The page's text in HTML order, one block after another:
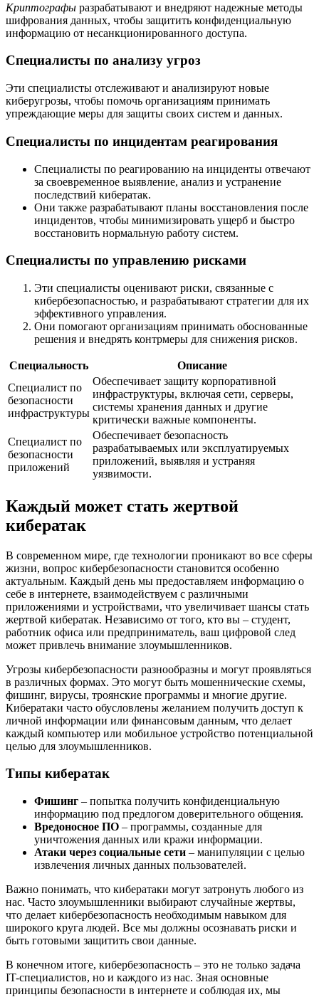
Криптографы разрабатывают и внедряют надежные методы
шифрования данных, чтобы защитить конфиденциальную
информацию от несанкционированного доступа.
Специалисты по анализу угроз
Эти специалисты отслеживают и анализируют новые
киберугрозы, чтобы помочь организациям принимать
упреждающие меры для защиты своих систем и данных.
Специалисты по инцидентам реагирования
Специалисты по реагированию на инциденты отвечают
за своевременное выявление, анализ и устранение
последствий кибератак.
Они также разрабатывают планы восстановления после
инцидентов, чтобы минимизировать ущерб и быстро
восстановить нормальную работу систем.
Специалисты по управлению рисками
Эти специалисты оценивают риски, связанные с
кибербезопасностью, и разрабатывают стратегии для их
эффективного управления.
Они помогают организациям принимать обоснованные
решения и внедрять контрмеры для снижения рисков.
Специальность
Описание
Специалист по
безопасности
инфраструктуры
Обеспечивает защиту корпоративной
инфраструктуры, включая сети, серверы,
системы хранения данных и другие
критически важные компоненты.
Специалист по
безопасности
приложений
Обеспечивает безопасность
разрабатываемых или эксплуатируемых
приложений, выявляя и устраняя
уязвимости.
Каждый может стать жертвой
кибератак
В современном мире, где технологии проникают во все сферы
жизни, вопрос кибербезопасности становится особенно
актуальным. Каждый день мы предоставляем информацию о
себе в интернете, взаимодействуем с различными
приложениями и устройствами, что увеличивает шансы стать
жертвой кибератак. Независимо от того, кто вы – студент,
работник офиса или предприниматель, ваш цифровой след
может привлечь внимание злоумышленников.
Угрозы кибербезопасности разнообразны и могут проявляться
в различных формах. Это могут быть мошеннические схемы,
фишинг, вирусы, троянские программы и многие другие.
Кибератаки часто обусловлены желанием получить доступ к
личной информации или финансовым данным, что делает
каждый компьютер или мобильное устройство потенциальной
целью для злоумышленников.
Типы кибератак
Фишинг – попытка получить конфиденциальную
информацию под предлогом доверительного общения.
Вредоносное ПО – программы, созданные для
уничтожения данных или кражи информации.
Атаки через социальные сети – манипуляции с целью
извлечения личных данных пользователей.
Важно понимать, что кибератаки могут затронуть любого из
нас. Часто злоумышленники выбирают случайные жертвы,
что делает кибербезопасность необходимым навыком для
широкого круга людей. Все мы должны осознавать риски и
быть готовыми защитить свои данные.
В конечном итоге, кибербезопасность – это не только задача
IT-специалистов, но и каждого из нас. Зная основные
принципы безопасности в интернете и соблюдая их, мы